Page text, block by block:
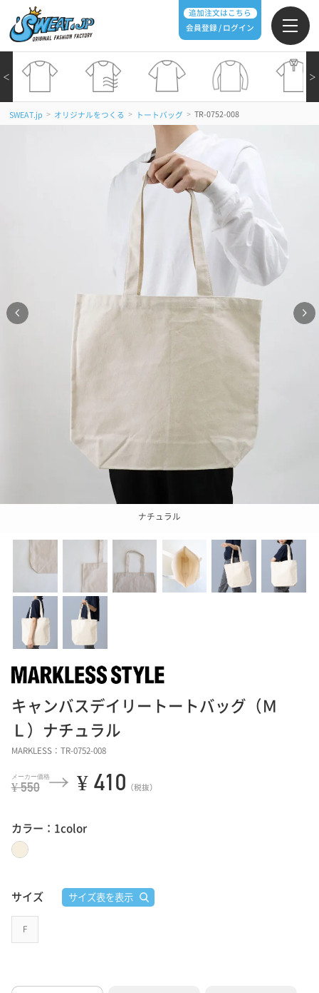
追加注文はこちら
会員登録 / ログイン
＞
＜
SWEAT.jp > オリジナルをつくる > トートバッグ > TR-0752-008
ナチュラル
キャンバスデイリートートバッグ（Ｍ
Ｌ）ナチュラル
MARKLESS：TR-0752-008
¥ 550 ¥ 410 （税抜）
カラー：1color
サイズ サイズ表を表示
F